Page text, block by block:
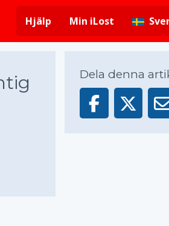
Hjälp
Min iLost
Dela denna